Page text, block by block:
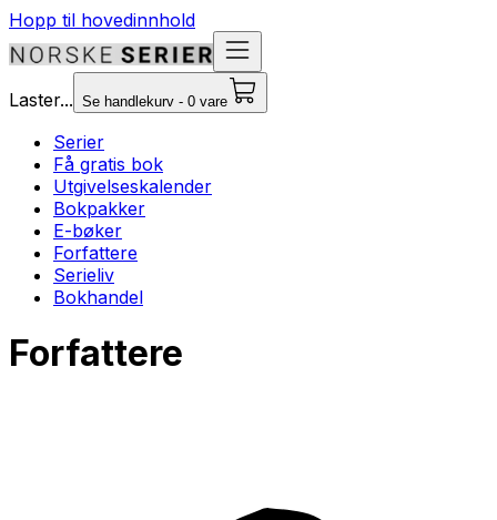
Hopp til hovedinnhold
Laster... Se handlekurv - 0 vare
Serier
Få gratis bok
Utgivelseskalender
Bokpakker
E-bøker
Forfattere
Serieliv
Bokhandel
Forfattere